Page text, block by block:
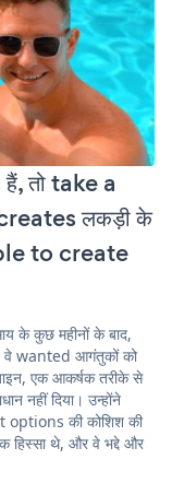
तो take a
लकड़ी के
to create
के कुछ महीनों के बाद,
वे wanted आगंतुकों को
एक आकर्षक तरीके से
नहीं दिया। उन्होंने
की कोशिश की
हिस्सा थे, और वे भद्दे और